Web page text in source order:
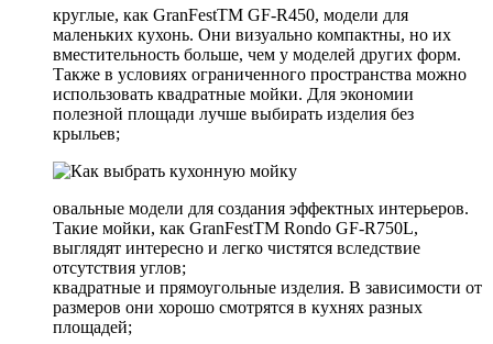
круглые, как GranFestТМ GF-R450, модели для
маленьких кухонь. Они визуально компактны, но их
вместительность больше, чем у моделей других форм.
Также в условиях ограниченного пространства можно
использовать квадратные мойки. Для экономии
полезной площади лучше выбирать изделия без
крыльев;
овальные модели для создания эффектных интерьеров.
Такие мойки, как GranFestТМ Rondo GF-R750L,
выглядят интересно и легко чистятся вследствие
отсутствия углов;
квадратные и прямоугольные изделия. В зависимости от
размеров они хорошо смотрятся в кухнях разных
площадей;